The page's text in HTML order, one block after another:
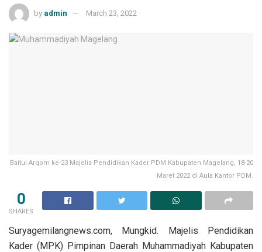
by admin March 23, 2022
Baitul Arqom ke-23 Majelis Pendidikan Kader PDM Kabupaten Magelang, 18-20
Maret 2022 di Aula Kantor PDM.
0
SHARES
Suryagemilangnews.com, Mungkid. Majelis Pendidikan
Kader (MPK) Pimpinan Daerah Muhammadiyah Kabupaten